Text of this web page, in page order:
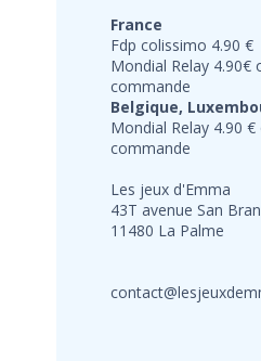
France
Fdp colissimo 4.90 €
Mondial Relay 4.90€
commande
Belgique,
Mondial Relay 4.90
commande
Les jeux d'Emma
43T avenue San
11480 La Palme